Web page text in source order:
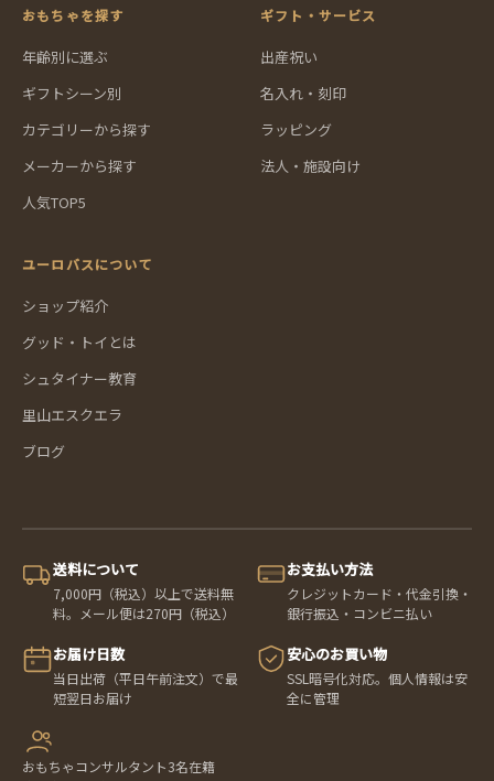
おもちゃを探す
年齢別に選ぶ
ギフトシーン別
カテゴリーから探す
メーカーから探す
人気TOP5
ギフト・サービス
出産祝い
名入れ・刻印
ラッピング
法人・施設向け
ユーロバスについて
ショップ紹介
グッド・トイとは
シュタイナー教育
里山エスクエラ
ブログ
送料について
7,000円（税込）以上で送料無
料。メール便は270円（税込）
お支払い方法
クレジットカード・代金引換・
銀行振込・コンビニ払い
お届け日数
当日出荷（平日午前注文）で最
短翌日お届け
安心のお買い物
SSL暗号化対応。個人情報は安
全に管理
おもちゃコンサルタント3名在籍